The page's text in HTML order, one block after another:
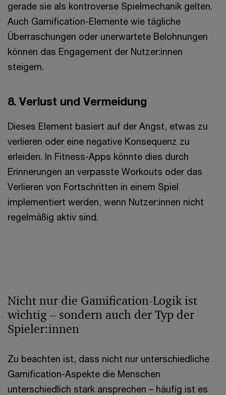
gerade sie als kontroverse Spielmechanik gelten.
Auch Gamification-Elemente wie tägliche
Überraschungen oder unerwartete Belohnungen
können das Engagement der Nutzer:innen
steigern.
8. Verlust und Vermeidung
Dieses Element basiert auf der Angst, etwas zu
verlieren oder eine negative Konsequenz zu
erleiden. In Fitness-Apps könnte dies durch
Erinnerungen an verpasste Workouts oder das
Verlieren von Fortschritten in einem Spiel
implementiert werden, wenn Nutzer:innen nicht
regelmäßig aktiv sind.
Nicht nur die Gamification-Logik ist
wichtig – sondern auch der Typ der
Spieler:innen
Zu beachten ist, dass nicht nur unterschiedliche
Gamification-Aspekte die Menschen
unterschiedlich stark ansprechen – häufig ist es